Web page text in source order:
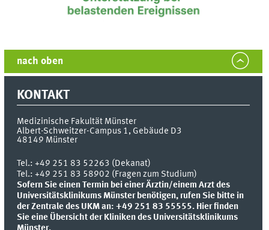
nach oben
KONTAKT
Medizinische Fakultät Münster
Albert-Schweitzer-Campus 1, Gebäude D3
48149 Münster
Tel.:+49 251 83 52263 (Dekanat)
Tel.: +49 251 83 58902 (Fragen zum Studium)
Sofern Sie einen Termin bei einer Ärztin/einem Arzt des
Universitätsklinikums Münster benötigen, rufen Sie bitte in
der Zentrale des UKM an: +49 251 83 55555. Hier finden
Sie eine Übersicht der Kliniken des Universitätsklinikums